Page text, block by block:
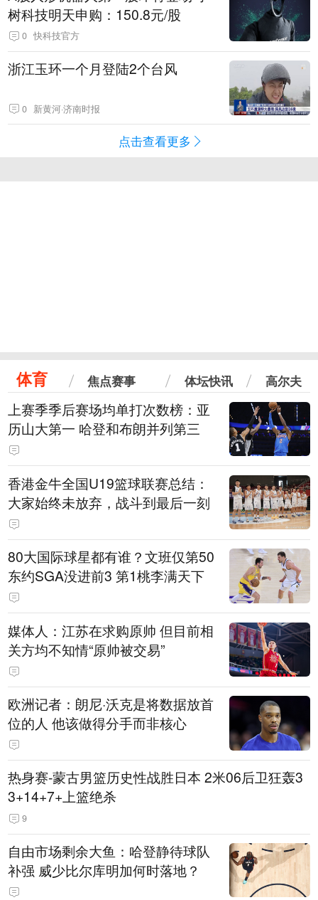
树科技明天申购：150.8元/股
0 快科技官方
浙江玉环一个月登陆2个台风
0 新黄河·济南时报
点击查看更多
体育 焦点赛事 体坛快讯 高尔夫
上赛季季后赛场均单打次数榜：亚
历山大第一 哈登和布朗并列第三
香港金牛全国U19篮球联赛总结：
大家始终未放弃，战斗到最后一刻
80大国际球星都有谁？文班仅第50
东约SGA没进前3 第1桃李满天下
媒体人：江苏在求购原帅 但目前相
关方均不知情“原帅被交易”
欧洲记者：朗尼·沃克是将数据放首
位的人 他该做得分手而非核心
热身赛-蒙古男篮历史性战胜日本 2米06后卫狂轰3
3+14+7+上篮绝杀
9
自由市场剩余大鱼：哈登静待球队
补强 威少比尔库明加何时落地？